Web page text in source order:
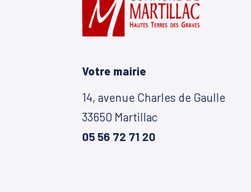
Votre mairie
14, avenue Charles de Gaulle
33650 Martillac
05 56 72 71 20